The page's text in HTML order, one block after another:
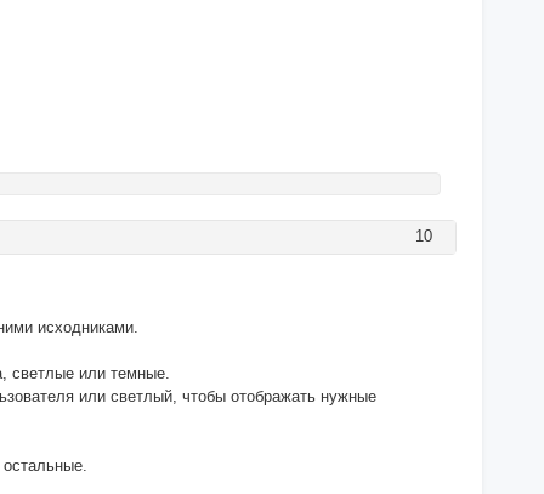
10
исходниками.
светлые или темные.
или светлый, чтобы отображать нужные